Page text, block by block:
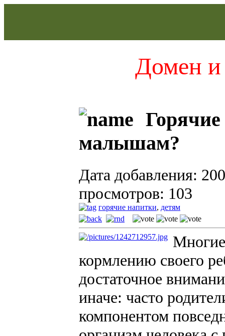
Домен и
малышам?
Дата добавления:
просмотров: 103
горячие напитки, детям
кормлению своего
достаточное
иначе: часто
компонентом